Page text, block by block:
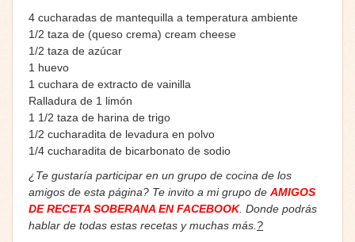
4 cucharadas de mantequilla a temperatura ambiente
1/2 taza de (queso crema) cream cheese
1/2 taza de azúcar
1 huevo
1 cuchara de extracto de vainilla
Ralladura de 1 limón
1 1/2 taza de harina de trigo
1/2 cucharadita de levadura en polvo
1/4 cucharadita de bicarbonato de sodio
¿Te gustaría participar en un grupo de cocina de los
amigos de esta página? Te invito a mi grupo de AMIGOS
DE RECETA SOBERANA EN FACEBOOK. Donde podrás
hablar de todas estas recetas y muchas más. ?